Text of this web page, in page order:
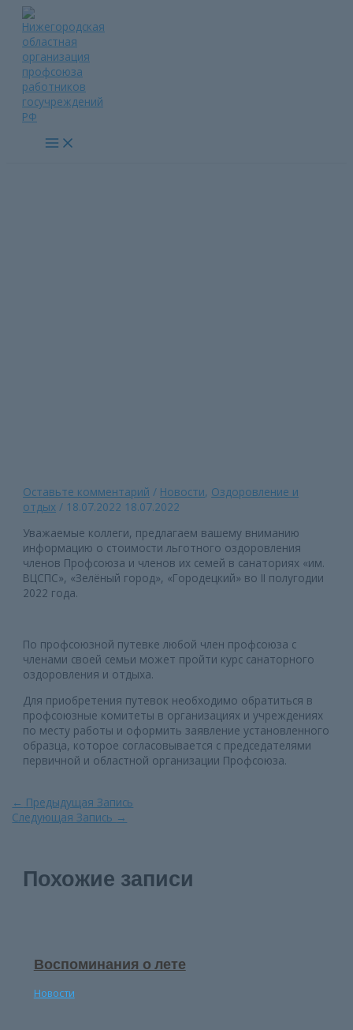
Перейти
содержимому
Main
Menu
Оставьте комментарий / Новости, Оздоровление и
отдых / 18.07.2022 18.07.2022
Уважаемые коллеги, предлагаем вашему вниманию
информацию о стоимости льготного оздоровления
членов Профсоюза и членов их семей в санаториях «им.
ВЦСПС», «Зелёный город», «Городецкий» во II полугодии
2022 года.
По профсоюзной путевке любой член профсоюза с
членами своей семьи может пройти курс санаторного
оздоровления и отдыха.
Для приобретения путевок необходимо обратиться в
профсоюзные комитеты в организациях и учреждениях
по месту работы и оформить заявление установленного
образца, которое согласовывается с председателями
первичной и областной организации Профсоюза.
Навигация
по
← Предыдущая Запись
Следующая Запись →
Похожие записи
Воспоминания о лете
Новости